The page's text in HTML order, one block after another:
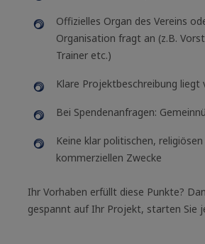
Offizielles Organ des Vereins
Organisation fragt an (z.B.
Trainer etc.) ​
Klare Projektbeschreibung liegt
Bei Spendenanfragen:
Keine klar politischen,
kommerziellen Zwecke ​
Ihr Vorhaben erfüllt diese Punkte?
gespannt auf Ihr Projekt, starten Sie